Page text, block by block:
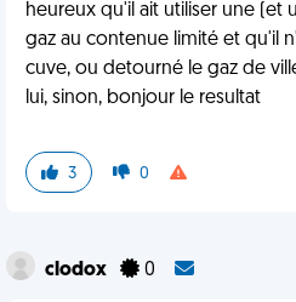
heureux qu'il ait utiliser une
gaz au contenue limité et qu'il
cuve, ou detourné le gaz de
lui, sinon, bonjour le resultat
3 0
clodox 0